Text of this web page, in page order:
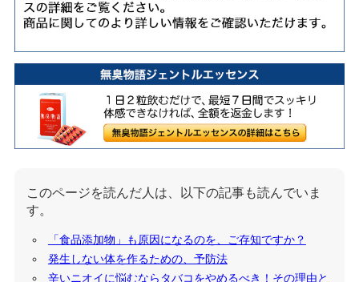
このページを読んだ人は、以下の記事も読んでいま
す。
「食品添加物」も原因になるのを、ご存知ですか？
発生しない体を作るための、予防法
辛いニオイに悩むならタバコをやめるべき！その理由と